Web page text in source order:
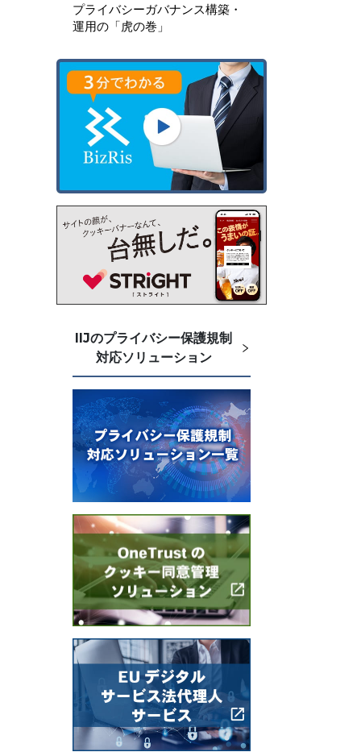
プライバシーガバナンス構築・
運用の「虎の巻」
IIJのプライバシー保護規制
対応ソリューション